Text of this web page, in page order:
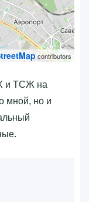
contributors
и ТСЖ на
мной, но и